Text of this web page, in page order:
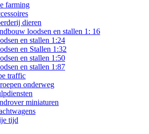
farming
dieren
loodsen en stallen 1: 16
en stallen 1:24
en Stallen 1:32
en stallen 1:50
en stallen 1:87
traffic
onderweg
miniaturen
tijd